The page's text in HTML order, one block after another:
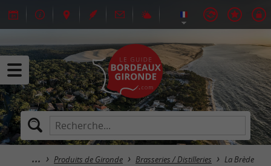
Produits de Gironde Brasseries / Distilleries La Brède